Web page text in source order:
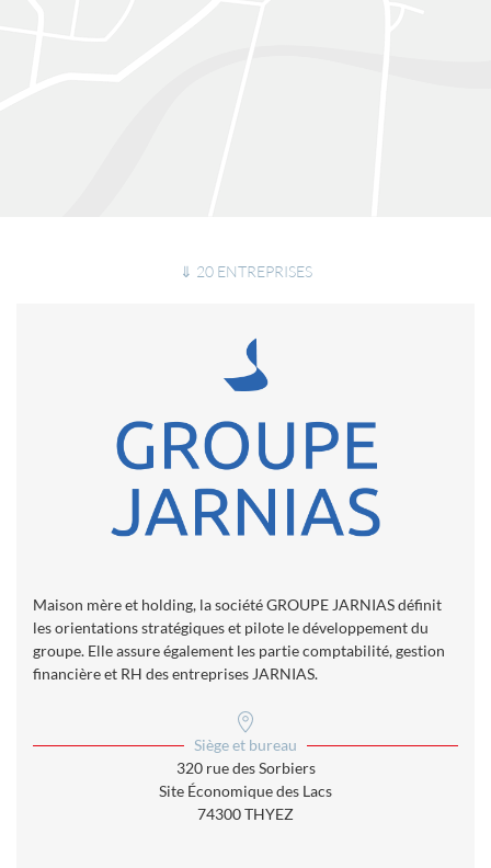
⇓ 20 ENTREPRISES
Maison mère et holding, la société GROUPE JARNIAS définit
les orientations stratégiques et pilote le développement du
groupe. Elle assure également les partie comptabilité, gestion
financière et RH des entreprises JARNIAS.
Siège et bureau
320 rue des Sorbiers
Site Économique des Lacs
74300 THYEZ